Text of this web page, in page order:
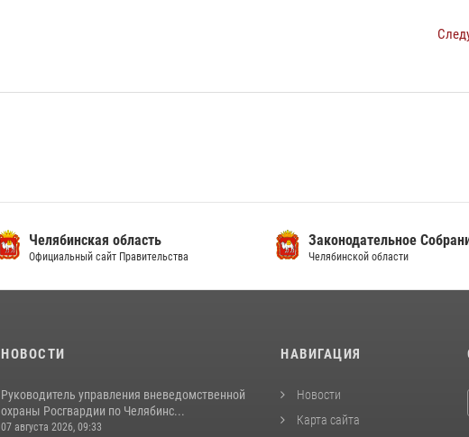
Челябинская область
Официальный сайт Правительства
Законодательное
Челябинской области
НОВОСТИ
Руководитель управления вневедомственной
охраны Росгвардии по Челябинс...
07 августа 2026, 09:33
НАВИГАЦИЯ
Новости
Карта сайта